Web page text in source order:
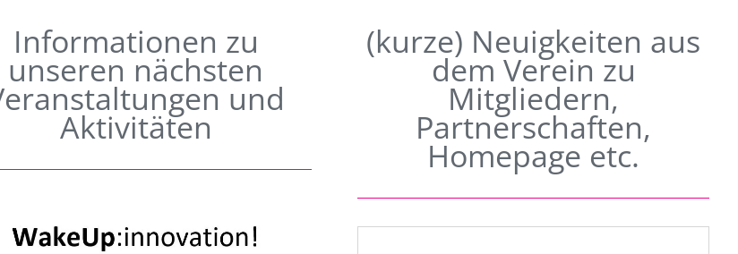
Informationen zu
unseren nächsten
und
Aktivitäten
(kurze) Neuigkeiten aus
dem Verein zu
Mitgliedern,
Partnerschaften,
Homepage etc.